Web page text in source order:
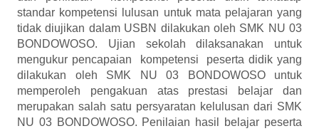
standar kompetensi lulusan untuk mata pelajaran yang
tidak diujikan dalam USBN dilakukan oleh SMK NU 03
BONDOWOSO. Ujian sekolah dilaksanakan untuk
mengukur pencapaian kompetensi peserta didik yang
dilakukan oleh SMK NU 03 BONDOWOSO untuk
memperoleh pengakuan atas prestasi belajar dan
merupakan salah satu persyaratan kelulusan dari SMK
NU 03 BONDOWOSO. Penilaian hasil belajar peserta